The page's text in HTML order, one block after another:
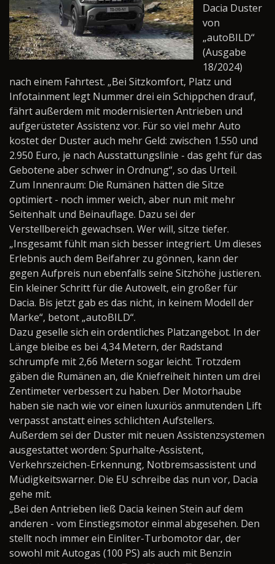
Dacia Duster
von
„autoBILD“
(Ausgabe
18/2024)
nach einem Fahrtest. „Bei Sitzkomfort, Platz und
Infotainment legt Nummer drei ein Schippchen drauf,
fährt außerdem mit modernisierten Antrieben und
aufgerüsteter Assistenz vor. Für so viel mehr Auto
kostet der Duster auch mehr Geld: zwischen 1.550 und
2.950 Euro, je nach Ausstattungslinie - das geht für das
Gebotene aber schwer in Ordnung“, so das Urteil.
Zum Innenraum: Die Rumänen hätten die Sitze
optimiert - noch immer weich, aber nun mit mehr
Seitenhalt und Beinauflage. Dazu sei der
Verstellbereich gewachsen. Wer will, sitze tiefer.
„Insgesamt fühlt man sich besser integriert. Um dieses
Erlebnis auch dem Beifahrer zu gönnen, kann der
gegen Aufpreis nun ebenfalls seine Sitzhöhe justieren.
Ein kleiner Schritt für die Autowelt, ein großer für
Dacia. Bis jetzt gab es das nicht, in keinem Modell der
Marke“, betont „autoBILD“.
Dazu geselle sich ein ordentliches Platzangebot. In der
Länge bleibe es bei 4,34 Metern, der Radstand
schrumpfe mit 2,66 Metern sogar leicht. Trotzdem
gäben die Rumänen an, die Kniefreiheit hinten um drei
Zentimeter verbessert zu haben. Der Motorhaube
haben sie nach wie vor einen luxuriös anmutenden Lift
verpasst anstatt eines schlichten Aufstellers.
Außerdem sei der Duster mit neuen Assistenzsystemen
ausgestattet worden: Spurhalte-Assistent,
Verkehrszeichen-Erkennung, Notbremsassistent und
Müdigkeitswarner. Die EU schreibe das nun vor, Dacia
gehe mit.
„Bei den Antrieben ließ Dacia keinen Stein auf dem
anderen - vom Einstiegsmotor einmal abgesehen. Den
stellt noch immer ein Einliter-Turbomotor dar, der
sowohl mit Autogas (100 PS) als auch mit Benzin